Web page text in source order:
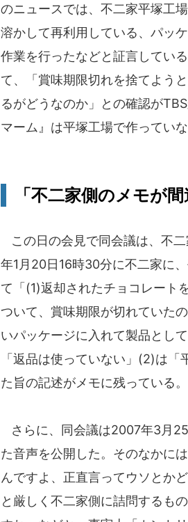
のニュースでは、不二家平塚工
溶かして再利用している、パッ
作業を行ったなどと証言してい
て、「賞味期限切れを捨てよう
るがどうなのか」との確認が
マーム』は平塚工場で作ってい
「不二家側のメモが
この日の会見で同会議は、不
年1月20日16時30分に不二家に
て「(1)返却されたチョコレート
ついて、賞味期限が切れていた
いパッケージに入れて製品とし
「返品は使っていない」(2)は
た旨の記述がメモに残っている。
さらに、同会議は2007年3月
た音声を公開した。そのなかに
んですよ、正直言ってウソとか
と厳しく不二家側に詰問するも